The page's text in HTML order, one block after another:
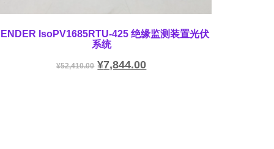
IsoPV1685RTU-425 绝缘监测装置光伏
系统
¥52,410.00 ¥7,844.00